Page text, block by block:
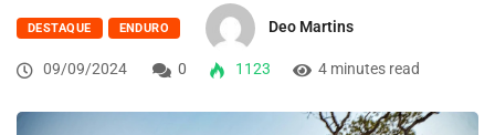
DESTAQUE ENDURO Deo Martins
09/09/2024 0 1123 4 minutes read